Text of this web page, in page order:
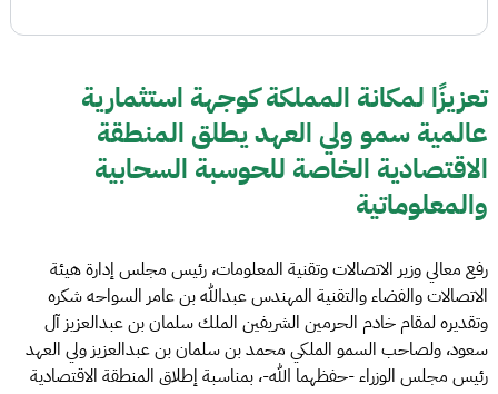
تعزيزًا لمكانة المملكة كوجهة استثمارية
عالمية سمو ولي العهد يطلق المنطقة
الاقتصادية الخاصة للحوسبة السحابية
والمعلوماتية
رفع معالي وزير الاتصالات وتقنية المعلومات، رئيس مجلس إدارة هيئة
الاتصالات والفضاء والتقنية المهندس عبدالله بن عامر السواحه شكره
وتقديره لمقام خادم الحرمين الشريفين الملك سلمان بن عبدالعزيز آل
سعود، ولصاحب السمو الملكي محمد بن سلمان بن عبدالعزيز ولي العهد
رئيس مجلس الوزراء -حفظهما الله-، بمناسبة إطلاق المنطقة الاقتصادية